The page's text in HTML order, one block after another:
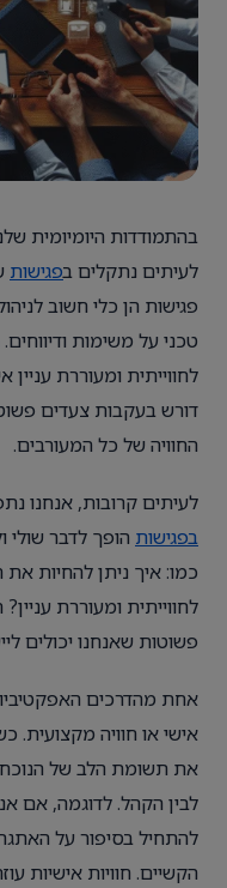
בהתמודדות היומיומית
לעיתים נתקלים בפגישות
פגישות הן כלי חשוב
טכני על משימות
לחווייתית ומעוררת
דורש בעקבות צעדים
החוויה של כל המעורבים.
לעיתים קרובות, אנחנו
בפגישות הופך לדבר
כמו: איך ניתן להחיות את
לחווייתית ומעוררת
פשוטות שאנחנו יכולים
אחת מהדרכים
אישי או חוויה מקצועית.
את תשומת הלב של
לבין הקהל. לדוגמה, אם
להתחיל בסיפור על
הקשיים. חוויות אישיות